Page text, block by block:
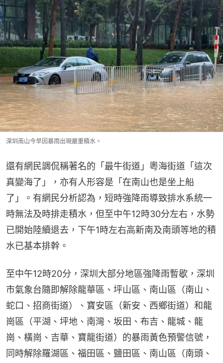
深圳南山今早因暴雨出現嚴重積水。
還有網民調侃稱著名的「最牛街道」粵海街道「這次
真變海了」，亦有人形容是「在南山也是坐上船
了」。有網民分析認為，短時強降雨導致排水系統一
時無法及時排走積水，但至中午12時30分左右，水勢
已開始陸續退去，下午1時左右高新南及南頭等地的積
水已基本排幹。
至中午12時20分，深圳大部分地區強降雨暫歇，深圳
市氣象台隨即解除龍華區、坪山區、南山區（南山、
蛇口、招商街道）、寶安區（新安、西鄉街道）和龍
崗區（平湖、坪地、南灣、坂田、布吉、龍城、龍
崗、橫崗、吉華、寶龍街道）的暴雨黃色預警信號，
同時解除羅湖區、福田區、鹽田區、南山區（南頭、